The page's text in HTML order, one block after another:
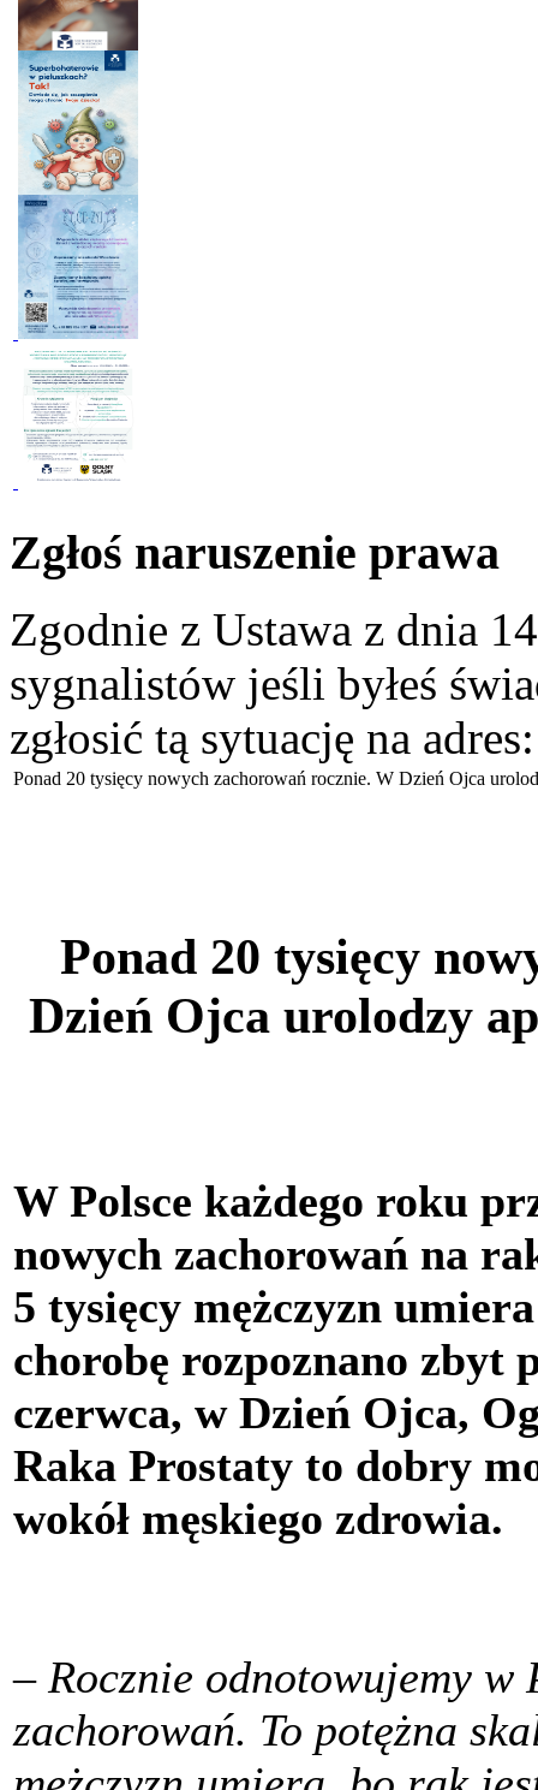
Zgłoś naruszenie prawa
Zgodnie z Ustawa z dnia
sygnalistów jeśli byłeś
zgłosić tą sytuację na
Ponad 20 tysięcy nowych zachorowań rocznie. W Dzień Ojca
Ponad 20 tysięcy
Dzień Ojca urolodzy
W Polsce każdego roku
nowych zachorowań na
5 tysięcy mężczyzn
chorobę rozpoznano zbyt
czerwca, w Dzień Ojca,
Raka Prostaty to dobry
wokół męskiego zdrowia.
– Rocznie odnotowujemy w
zachorowań. To potężna